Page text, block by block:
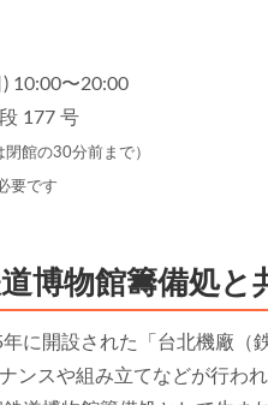
10:00〜20:00
177 号
館の30分前まで）
要です
博物館籌備処と
に開設された「台北機廠
ンスや組み立てなどが行わ